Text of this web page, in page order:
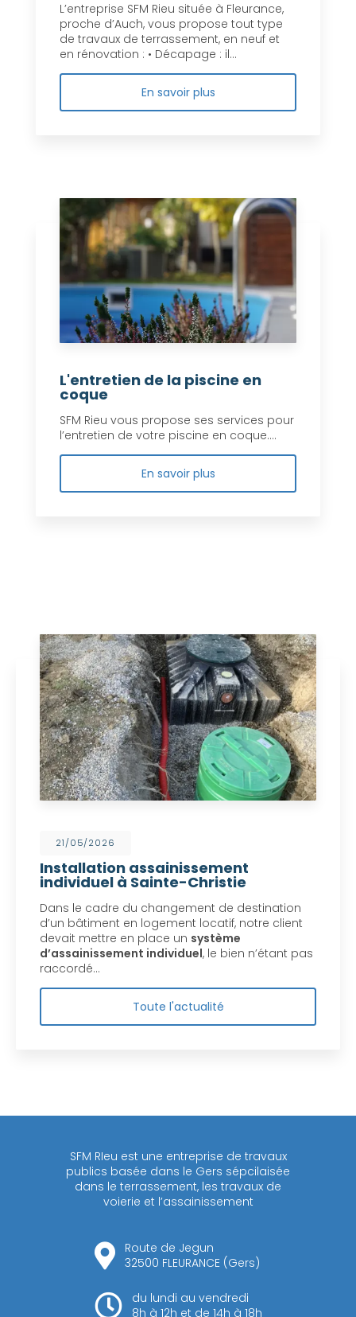
L’entreprise SFM Rieu située à Fleurance,
proche d’Auch, vous propose tout type
de travaux de terrassement, en neuf et
en rénovation : • Décapage : il...
En savoir plus
L'entretien de la piscine en
coque
SFM Rieu vous propose ses services pour
l’entretien de votre piscine en coque....
En savoir plus
21/05/2026
Installation assainissement
individuel à Sainte-Christie
Dans le cadre du changement de destination
d’un bâtiment en logement locatif, notre client
devait mettre en place un système
d’assainissement individuel, le bien n’étant pas
raccordé…
Toute l'actualité
SFM RIeu est une entreprise de travaux
publics basée dans le Gers sépcilaisée
dans le terrassement, les travaux de
voierie et l’assainissement
Route de Jegun
32500 FLEURANCE (Gers)
du lundi au vendredi
8h à 12h et de 14h à 18h